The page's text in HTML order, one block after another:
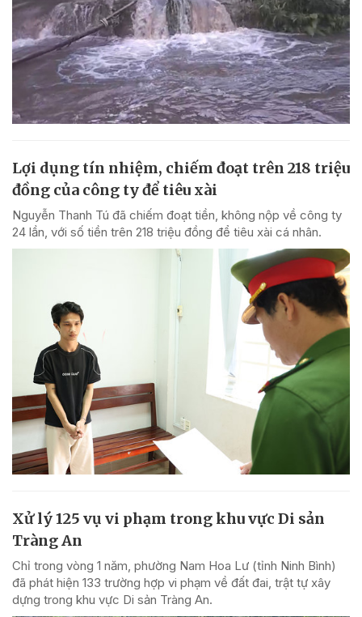
Lợi dụng tín nhiệm, chiếm đoạt trên 218 triệu
đồng của công ty để tiêu xài
Nguyễn Thanh Tú đã chiếm đoạt tiền, không nộp về công ty
24 lần, với số tiền trên 218 triệu đồng để tiêu xài cá nhân.
Xử lý 125 vụ vi phạm trong khu vực Di sản
Tràng An
Chỉ trong vòng 1 năm, phường Nam Hoa Lư (tỉnh Ninh Bình)
đã phát hiện 133 trường hợp vi phạm về đất đai, trật tự xây
dựng trong khu vực Di sản Tràng An.